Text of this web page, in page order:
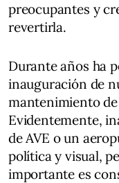
preocupantes y
revertirla.
Durante años ha
inauguración de
mantenimiento
Evidentemente,
de AVE o un
política y visual,
importante es